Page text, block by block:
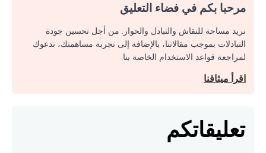
مرحبا بكم في فضاء التعليق
نريد مساحة للنقاش والتبادل والحوار. من أجل تحسين جودة
التبادلات بموجب مقالاتنا، بالإضافة إلى تجربة مساهمتك، ندعوك
لمراجعة قواعد الاستخدام الخاصة بنا.
اقرأ ميثاقنا
تعليقاتكم